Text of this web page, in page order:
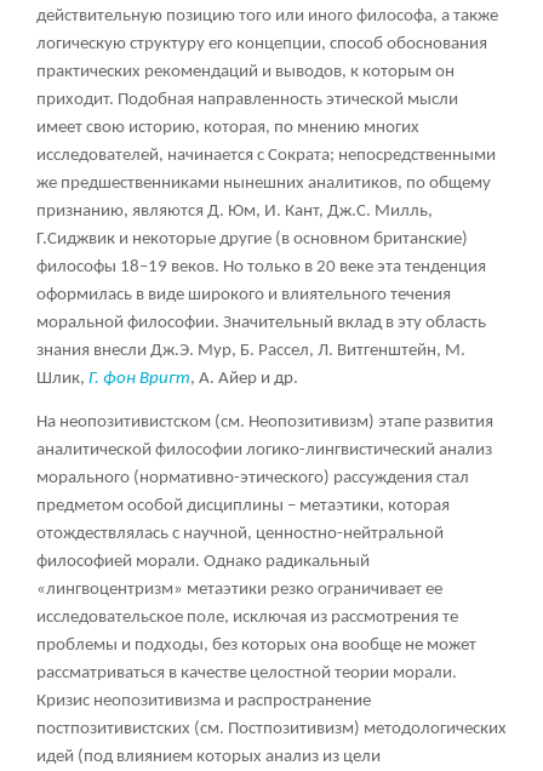
действительную позицию того или иного философа, а также
логическую структуру его концепции, способ обоснования
практических рекомендаций и выводов, к которым он
приходит. Подобная направленность этической мысли
имеет свою историю, которая, по мнению многих
исследователей, начинается с Сократа; непосредственными
же предшественниками нынешних аналитиков, по общему
признанию, являются Д. Юм, И. Кант, Дж.С. Милль,
Г.Сиджвик и некоторые другие (в основном британские)
философы 18–19 веков. Но только в 20 веке эта тенденция
оформилась в виде широкого и влиятельного течения
моральной философии. Значительный вклад в эту область
знания внесли Дж.Э. Мур, Б. Рассел, Л. Витгенштейн, М.
Шлик, Г. фон Вригт, А. Айер и др.
На неопозитивистском (см. Неопозитивизм) этапе развития
аналитической философии логико-лингвистический анализ
морального (нормативно-этического) рассуждения стал
предметом особой дисциплины – метаэтики, которая
отождествлялась с научной, ценностно-нейтральной
философией морали. Однако радикальный
«лингвоцентризм» метаэтики резко ограничивает ее
исследовательское поле, исключая из рассмотрения те
проблемы и подходы, без которых она вообще не может
рассматриваться в качестве целостной теории морали.
Кризис неопозитивизма и распространение
постпозитивистских (см. Постпозитивизм) методологических
идей (под влиянием которых анализ из цели